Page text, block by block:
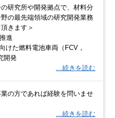
の研究所や開発拠点で、材料分
の最先端領域の研究開発業務
きます＞
進
けた燃料電池車両（FCV，
開発
…続きを読む
の方であれば経験を問いませ
…続きを読む